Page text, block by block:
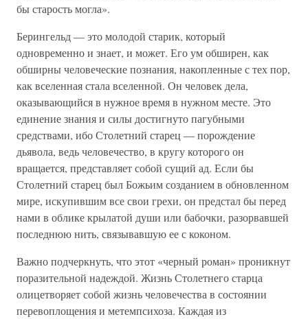
бы старость могла».
Берингельд — это молодой старик, который
одновременно и знает, и может. Его ум обширен, как
обширны человеческие познания, накопленные с тех пор,
как вселенная стала вселенной. Он человек дела,
оказывающийся в нужное время в нужном месте. Это
единение знания и силы достигнуто пагубными
средствами, ибо Столетний старец — порождение
дьявола, ведь человечество, в кругу которого он
вращается, представляет собой сущий ад. Если бы
Столетний старец был Божьим созданием в обновленном
мире, искупившим все свои грехи, он предстал бы перед
нами в облике крылатой души или бабочки, разорвавшей
последнюю нить, связывавшую ее с коконом.
Важно подчеркнуть, что этот «черный роман» проникнут
поразительной надеждой. Жизнь Столетнего старца
олицетворяет собой жизнь человечества в состоянии
перевоплощения и метемпсихоза. Каждая из